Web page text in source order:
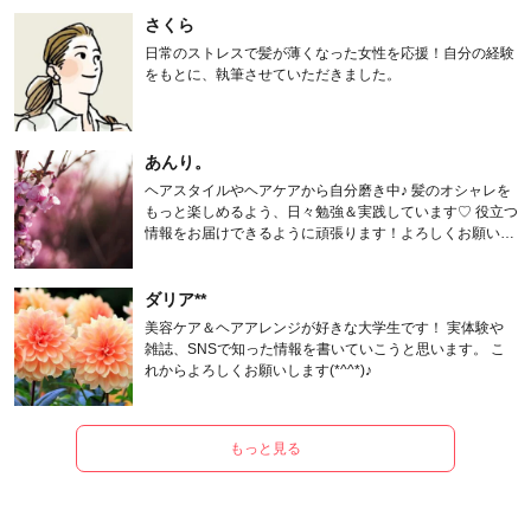
さくら
日常のストレスで髪が薄くなった女性を応援！自分の経験
をもとに、執筆させていただきました。
あんり。
ヘアスタイルやヘアケアから自分磨き中♪ 髪のオシャレを
もっと楽しめるよう、日々勉強＆実践しています♡ 役立つ
情報をお届けできるように頑張ります！よろしくお願いし
ダリア**
美容ケア＆ヘアアレンジが好きな大学生です！ 実体験や
雑誌、SNSで知った情報を書いていこうと思います。 こ
れからよろしくお願いします(*^^*)♪
もっと見る